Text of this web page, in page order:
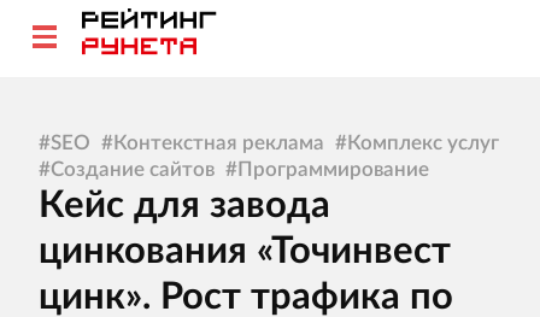
#SEO #Контекстная реклама #Комплекс услуг
#Создание сайтов #Программирование
Кейс для завода
цинкования «Точинвест
цинк». Рост трафика по